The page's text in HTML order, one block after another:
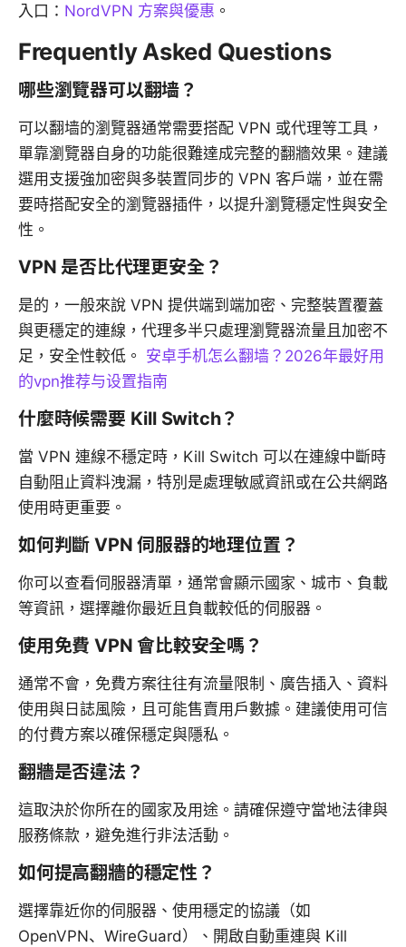
入口： NordVPN 方案與優惠 。
Frequently Asked Questions
哪些瀏覽器可以翻墙？
可以翻墙的瀏覽器通常需要搭配 VPN 或代理等工具，
單靠瀏覽器自身的功能很難達成完整的翻牆效果。建議
選用支援強加密與多裝置同步的 VPN 客戶端，並在需
要時搭配安全的瀏覽器插件，以提升瀏覽穩定性與安全
性。
VPN 是否比代理更安全？
是的，一般來說 VPN 提供端到端加密、完整裝置覆蓋
與更穩定的連線，代理多半只處理瀏覽器流量且加密不
足，安全性較低。 安卓手机怎么翻墙？2026年最好用
的vpn推荐与设置指南
什麼時候需要 Kill Switch？
當 VPN 連線不穩定時，Kill Switch 可以在連線中斷時
自動阻止資料洩漏，特別是處理敏感資訊或在公共網路
使用時更重要。
如何判斷 VPN 伺服器的地理位置？
你可以查看伺服器清單，通常會顯示國家、城市、負載
等資訊，選擇離你最近且負載較低的伺服器。
使用免費 VPN 會比較安全嗎？
通常不會，免費方案往往有流量限制、廣告插入、資料
使用與日誌風險，且可能售賣用戶數據。建議使用可信
的付費方案以確保穩定與隱私。
翻牆是否違法？
這取決於你所在的國家及用途。請確保遵守當地法律與
服務條款，避免進行非法活動。
如何提高翻牆的穩定性？
選擇靠近你的伺服器、使用穩定的協議（如
OpenVPN、WireGuard）、開啟自動重連與 Kill